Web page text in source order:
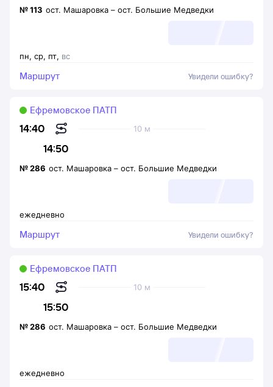
пн, ср, пт, вс
№113 ост. Машаровка – ост. Большие Медведки
Маршрут Увидели ошибку?
14:40
14:50
10 м
Ефремовское ПАТП
ежедневно
№286 ост. Машаровка – ост. Большие Медведки
Маршрут Увидели ошибку?
15:40
15:50
10 м
Ефремовское ПАТП
ежедневно
№286 ост. Машаровка – ост. Большие Медведки